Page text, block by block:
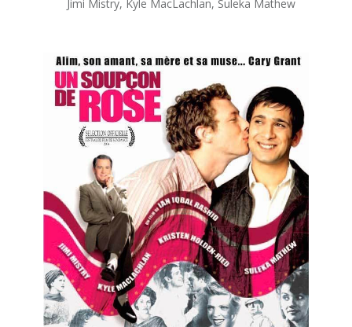
Jimi Mistry, Kyle MacLachlan, Suleka Mathew